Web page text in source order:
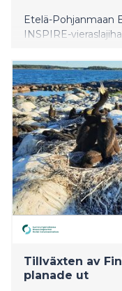
Etelä-Pohjanmaan
INSPIRE-
harjoittelijavoimin
Kyrönjoen varrella
webinaarisarjan
yhteistyötä sekä
leviämistä alueillaan.
Tillväxten av
planade ut